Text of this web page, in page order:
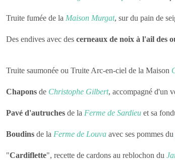
Truite fumée de la Maison Murgat, sur du pain de
Des endives avec des cerneaux de noix à l'ail des
Truite saumonée ou Truite Arc-en-ciel de la Maison
Chapons de Christophe Gilbert, accompagné d'un
Pavé d'autruches de la Ferme de Sardieu et sa
Boudins de la Ferme de Louva avec ses pommes du
"Cardiflette", recette de cardons au reblochon du